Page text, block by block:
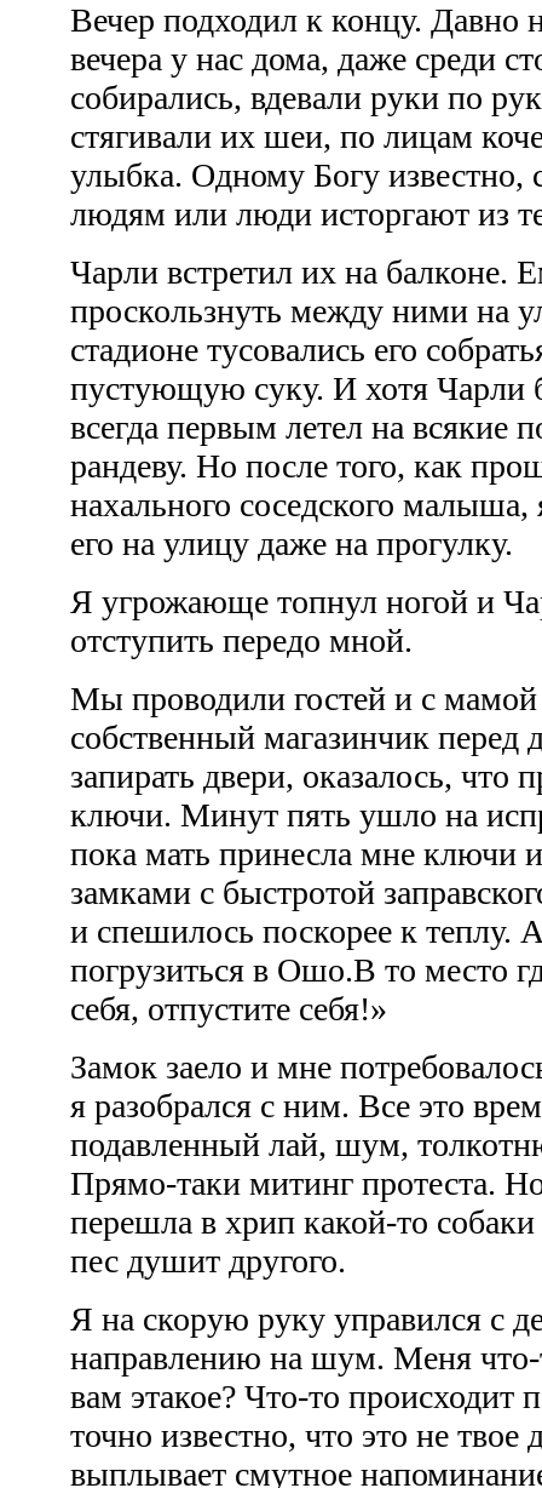
Вечер подходил к концу. Давно
вечера у нас дома, даже среди
собирались, вдевали руки по
стягивали их шеи, по лицам
улыбка. Одному Богу известно,
людям или люди исторгают из
Чарли встретил их на балконе.
проскользнуть между ними на
стадионе тусовались его
пустующую суку. И хотя Чарли
всегда первым летел на всякие
рандеву. Но после того, как
нахального соседского малыша,
его на улицу даже на прогулку.
Я угрожающе топнул ногой и
отступить передо мной.
Мы проводили гостей и с
собственный магазинчик перед
запирать двери, оказалось, что
ключи. Минут пять ушло на
пока мать принесла мне ключи и
замками с быстротой
и спешилось поскорее к теплу.
погрузиться в Ошо.В то место
себя, отпустите себя!»
Замок заело и мне
я разобрался с ним. Все это
подавленный лай, шум,
Прямо-таки митинг протеста.
перешла в хрип какой-то
пес душит другого.
Я на скорую руку управился с
направлению на шум. Меня
вам этакое? Что-то происходит
точно известно, что это не
выплывает смутное